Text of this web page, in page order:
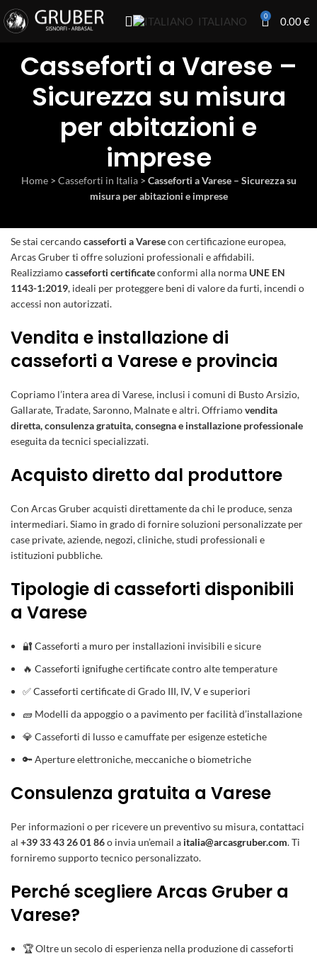
ITALIANO 0 0.00€
Casseforti a Varese –
Sicurezza su misura
per abitazioni e
imprese
Home> Casseforti in Italia> Casseforti a Varese – Sicurezza su
misura per abitazioni e imprese
Se stai cercandocasseforti a Varesecon certificazione europea,
Arcas Gruber ti offre soluzioni professionali e affidabili.
Realizziamocasseforti certificateconformi alla norma UNE EN
1143-1:2019, ideali per proteggere beni di valore da furti, incendi o
accessi non autorizzati.
Vendita e installazione di
casseforti a Varese e provincia
Copriamo l’intera area di Varese, inclusi i comuni di Busto Arsizio,
Gallarate, Tradate, Saronno, Malnate e altri. Offriamovendita
diretta, consulenza gratuita, consegna e installazione professionale
eseguita da tecnici specializzati.
Acquisto diretto dal produttore
Con Arcas Gruber acquisti direttamente da chi le produce, senza
intermediari. Siamo in grado di fornire soluzioni personalizzate per
case private, aziende, negozi, cliniche, studi professionali e
istituzioni pubbliche.
Tipologie di casseforti disponibili
a Varese
🔐Casseforti a muro per installazioni invisibili e sicure
🔥 Casseforti ignifughecertificate contro alte temperature
✅Casseforti certificatedi Grado III, IV, V e superiori
🧱 Modelli da appoggio o a pavimento per facilità d’installazione
💎 Casseforti di lusso e camuffate per esigenze estetiche
🔑 Aperture elettroniche, meccaniche o biometriche
Consulenza gratuita a Varese
Per informazioni o per ricevere un preventivo su misura, contattaci
al +39 33 43 26 01 86o invia un’email a italia@arcasgruber.com. Ti
forniremo supporto tecnico personalizzato.
Perché scegliere Arcas Gruber a
Varese?
🏆 Oltre un secolo di esperienza nella produzione di casseforti